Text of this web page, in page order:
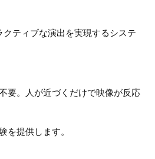
ティブな演出を実現するシステ
要。人が近づくだけで映像が反応
を提供します。